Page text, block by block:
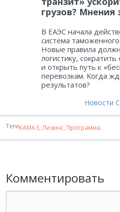
грузов? Мнения
В ЕАЭС начала
система
Новые правила
логистику, сократить
и открыть путь к
перевозкам. Когда
результатов?
Новости
ТегиКАМАЗ,Лизинг, Программа.
Комментировать